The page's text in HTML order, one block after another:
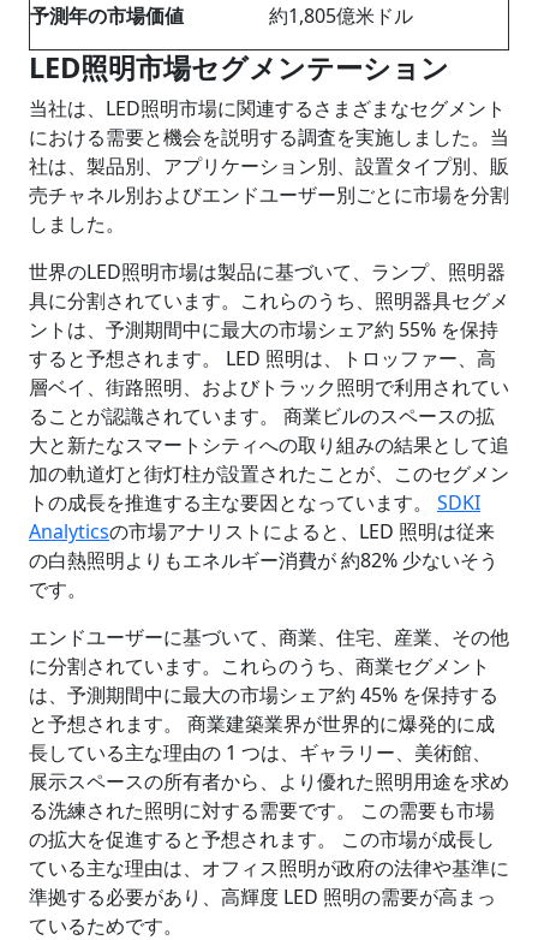
予測年の市場価値
約1,805億米ドル
LED照明市場セグメンテーション
当社は、LED照明市場に関連するさまざまなセグメント
における需要と機会を説明する調査を実施しました。当
社は、製品別、アプリケーション別、設置タイプ別、販
売チャネル別およびエンドユーザー別ごとに市場を分割
しました。
世界のLED照明市場は製品に基づいて、ランプ、照明器
具に分割されています。これらのうち、照明器具セグメ
ントは、予測期間中に最大の市場シェア約 55% を保持
すると予想されます。 LED 照明は、トロッファー、高
層ベイ、街路照明、およびトラック照明で利用されてい
ることが認識されています。 商業ビルのスペースの拡
大と新たなスマートシティへの取り組みの結果として追
加の軌道灯と街灯柱が設置されたことが、このセグメン
トの成長を推進する主な要因となっています。 SDKI
Analyticsの市場アナリストによると、LED 照明は従来
の白熱照明よりもエネルギー消費が 約82% 少ないそう
です。
エンドユーザーに基づいて、商業、住宅、産業、その他
に分割されています。これらのうち、商業セグメント
は、予測期間中に最大の市場シェア約 45% を保持する
と予想されます。 商業建築業界が世界的に爆発的に成
長している主な理由の 1 つは、ギャラリー、美術館、
展示スペースの所有者から、より優れた照明用途を求め
る洗練された照明に対する需要です。 この需要も市場
の拡大を促進すると予想されます。 この市場が成長し
ている主な理由は、オフィス照明が政府の法律や基準に
準拠する必要があり、高輝度 LED 照明の需要が高まっ
ているためです。